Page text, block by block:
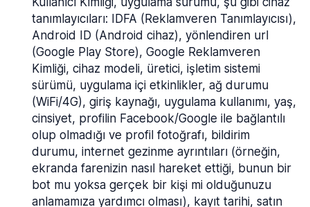
tanımlayıcıları: IDFA (Reklamveren Tanımlayıcısı),
Android ID (Android cihaz), yönlendiren url
(Google Play Store), Google Reklamveren
Kimliği, cihaz modeli, üretici, işletim sistemi
sürümü, uygulama içi etkinlikler, ağ durumu
(WiFi/4G), giriş kaynağı, uygulama kullanımı, yaş,
cinsiyet, profilin Facebook/Google ile bağlantılı
olup olmadığı ve profil fotoğrafı, bildirim
durumu, internet gezinme ayrıntıları (örneğin,
ekranda farenizin nasıl hareket ettiği, bunun bir
bot mu yoksa gerçek bir kişi mi olduğunuzu
anlamamıza yardımcı olması), kayıt tarihi, satın